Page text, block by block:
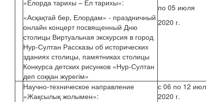
«Елорда тарихы – Ел тарихы»:
«Асқақтай бер, Елордам» - праздничный
онлайн концерт посвященный Дню
столицы Виртуальная экскурсия в город
Нур-Султан Рассказы об исторических
зданиях столицы, памятниках столицы
Конкурса детских рисунков «Нур-Султан
деп соққан жүрегім»
по 05 июля
2020 г.
Научно-техническое направление
«Жақсылық жолымен»:
с 06 по 12 июля
2020 г.